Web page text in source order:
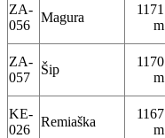
ZA-
056
Magura
1171
m
ZA-
057
Šip
1170
m
KE-
026
Remiaška
1167
m